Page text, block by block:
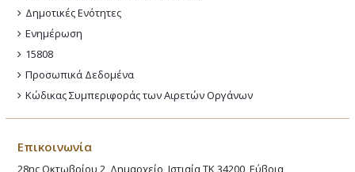
Δημοτικές Ενότητες
Ενημέρωση
15808
Προσωπικά Δεδομένα
Κώδικας Συμπεριφοράς των Αιρετών Οργάνων
Επικοινωνία
28ης Οκτωβρίου 2, Δημαρχείο, Ιστιαία ΤΚ 34200, Εύβοια